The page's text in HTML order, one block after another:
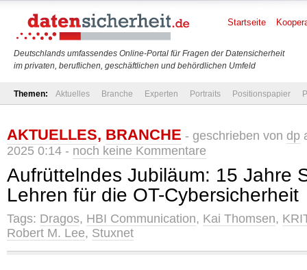
Deutschlands umfassendes Online-Portal für Fragen der Datensicherheit
im privaten, beruflichen, geschäftlichen und behördlichen Umfeld
Startseite
Themen: Aktuelles Branche Experten Portraits Positionspapier
AKTUELLES, BRANCHE - geschrieben von dp
2025 0:14 - noch keine Kommentare
Aufrüttelndes Jubiläum: 15 Jahre
Lehren für die OT-Cybersicherheit
Tags: Dragos, HBI Communication, Kai Thomsen,
Robert M. Lee, Stuxnet